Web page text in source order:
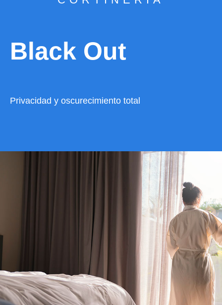
Black Out
Privacidad y oscurecimiento total
VER CATÁLOGO